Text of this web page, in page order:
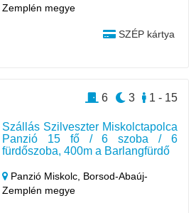
Zemplén megye
SZÉP kártya
Szállás Szilveszter Miskolctapolca
Panzió 15 fő / 6 szoba / 6
fürdőszoba, 400m a Barlangfürdő
Panzió Miskolc, Borsod-Abaúj-
Zemplén megye
1 - 15
3
6